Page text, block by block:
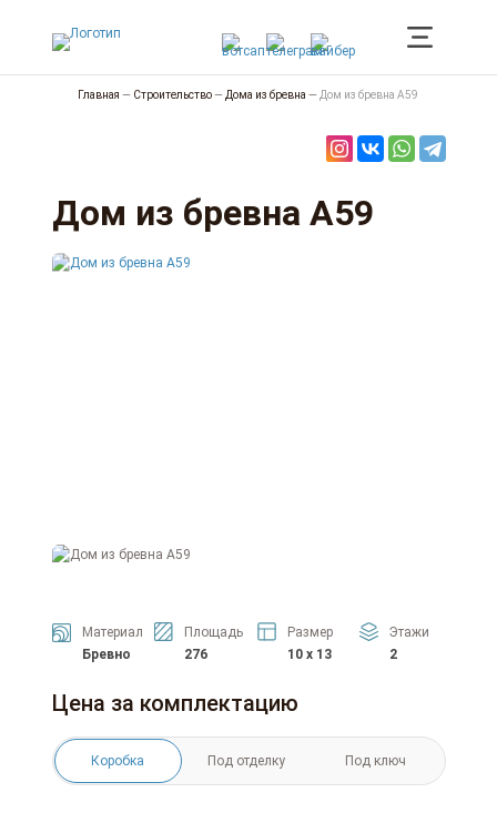
Главная — Строительство— Дома из бревна — Дом из бревна А59
Дом из бревна А59
Материал
Бревно
Площадь
276
Размер
10 x 13
Этажи
2
Цена за комплектацию
Коробка Под отделку Под ключ